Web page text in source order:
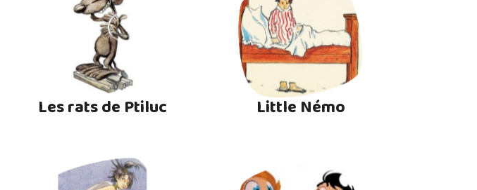
Les rats de Ptiluc Little Némo